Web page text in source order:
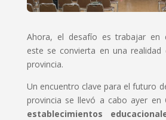
Ahora, el desafío es trabajar en
este se convierta en una
provincia.
Un encuentro clave para el futuro
provincia se llevó a cabo ayer en
establecimientos